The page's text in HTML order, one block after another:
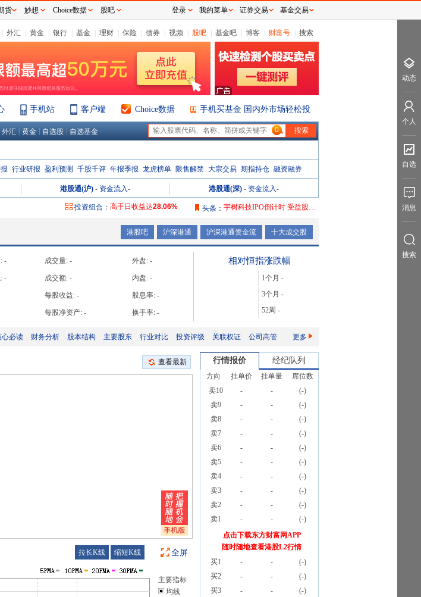
外汇 黄金 银行 基金 理财 保险 债券 视频 股吧 基金吧 博客 财富号 搜索
手机站 客户端 Choice数据 手机买基金 国内外市场轻松投
外汇 黄金 自选股 自选基金 0
行业研报 盈利预测 千股千评 年报季报 龙虎榜单 限售解禁 大宗交易 期指持仓 融资融券
港股通(沪) - 资金流入- 港股通(深) - 资金流入-
投资组合： 高手日收益达28.06%
高手周收益达106.08%
高手月收益达165.76%
高手年收益达
高手日收益达
高手周收益达
头条： 宇树科技IPO倒计时 受益股曝光
港股吧 沪深港通 沪深港通资金流 十大成交股
- 成交量: - 外盘: -
- 成交额: - 内盘: -
每股收益: - 股息率: -
每股净资产: - 换手率: -
相对恒指涨跌幅
1个月 -
3个月 -
52周 -
心必读 财务分析 股本结构 主要股东 行业对比 投资评级 关联权证 公司高管 更多
查看最新
拉长K线 缩短K线 全屏
主要指标
均线
行情报价 经纪队列
方向 挂单价 挂单量
席位数
卖10
- - (-)
卖9
- - (-)
卖8
- - (-)
卖7
- - (-)
卖6
- - (-)
卖5
- - (-)
卖4
- - (-)
卖3
- - (-)
卖2
- - (-)
卖1
- - (-)
点击下载东方财富网APP
随时随地查看港股L2行情
买1
- - (-)
买2
- - (-)
买3
- - (-)
货 妙想 Choice数据 股吧 登录 我的菜单 证券交易 基金交易
动态
个人
自选
消息
搜索